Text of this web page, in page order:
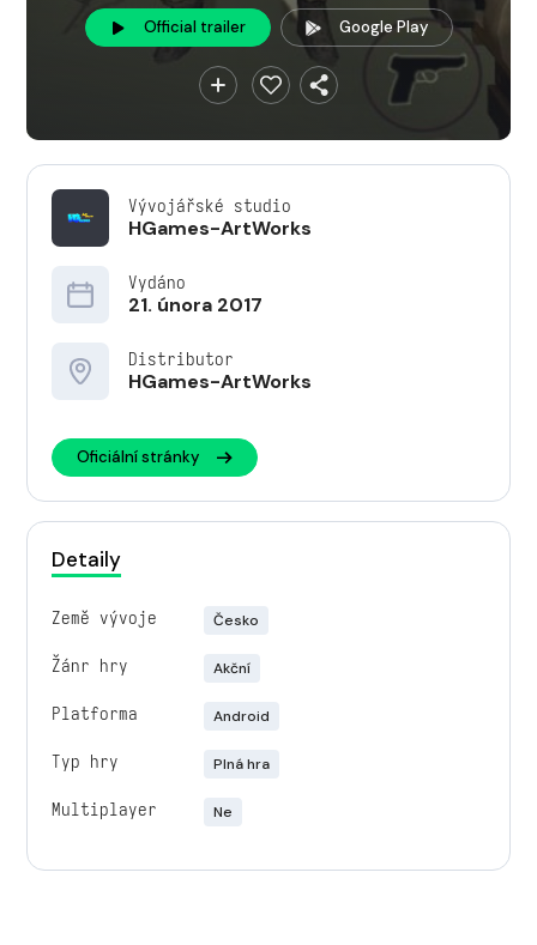
Official trailer Google Play
Vývojářské studio
HGames-ArtWorks
Vydáno
21. února 2017
Distributor
HGames-ArtWorks
Oficiální stránky
Detaily
Země vývoje Česko
Žánr hry Akční
Platforma Android
Typ hry Plná hra
Multiplayer Ne